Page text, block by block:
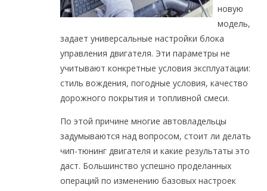
новую
модель,
задает универсальные настройки блока
управления двигателя. Эти параметры не
учитывают конкретные условия эксплуатации:
стиль вождения, погодные условия, качество
дорожного покрытия и топливной смеси.
По этой причине многие автовладельцы
задумываются над вопросом, стоит ли делать
чип-тюнинг двигателя и какие результаты это
даст. Большинство успешно проделанных
операций по изменению базовых настроек